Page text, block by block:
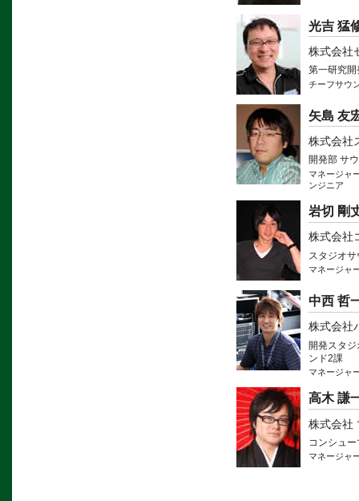
光吉 猛
株式会社
第一研究開
チーフサウ
矢島 友
株式会社
開発部 サ
マネージャ
ンジニア
岩切 剛
株式会社
スタジオ
マネージャ
中西 哲
株式会社
開発スタ
ンド2課
マネージャ
高木 謙
株式会社
コンシュ
マネージャ